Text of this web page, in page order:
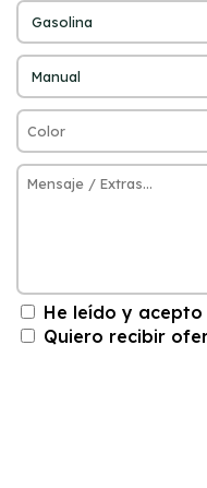
He leído y acepto
Quiero recibir